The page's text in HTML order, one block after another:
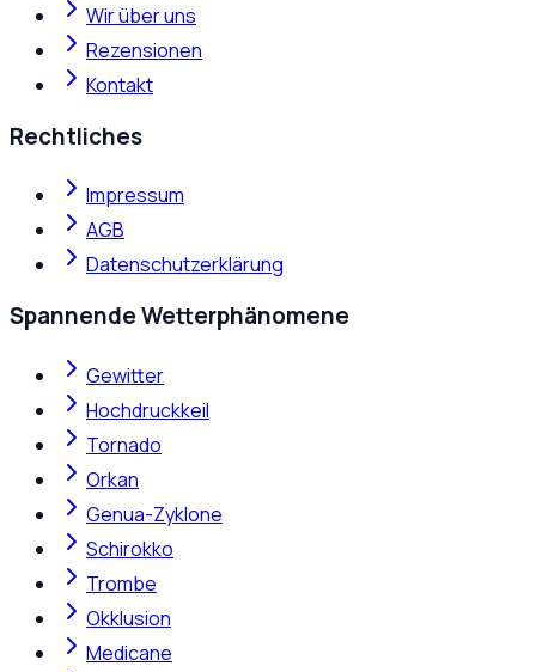
Wir über uns
Rezensionen
Kontakt
Rechtliches
Impressum
AGB
Datenschutzerklärung
Spannende Wetterphänomene
Gewitter
Hochdruckkeil
Tornado
Orkan
Genua-Zyklone
Schirokko
Trombe
Okklusion
Medicane